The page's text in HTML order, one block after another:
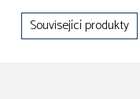
Související produkty